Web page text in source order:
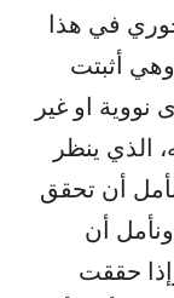
في هذا
أثبتت
نووية او غير
الذي ينظر
أن تحقق
أن
حققت